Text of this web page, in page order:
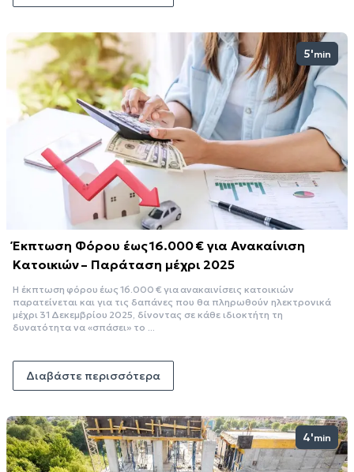
5'min
Έκπτωση Φόρου έως 16.000 € για Ανακαίνιση
Κατοικιών – Παράταση μέχρι 2025
Η έκπτωση φόρου έως 16.000 € για ανακαινίσεις κατοικιών
παρατείνεται και για τις δαπάνες που θα πληρωθούν ηλεκτρονικά
μέχρι 31 Δεκεμβρίου 2025, δίνοντας σε κάθε ιδιοκτήτη τη
δυνατότητα να «σπάσει» το ...
Διαβάστε περισσότερα
4'min